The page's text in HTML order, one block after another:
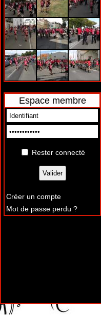
Espace membre
Rester connecté
Créer un compte
Mot de passe perdu ?